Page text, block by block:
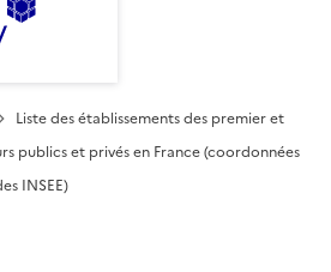
Liste des établissements des premier et
publics et privés en France (coordonnées
INSEE)